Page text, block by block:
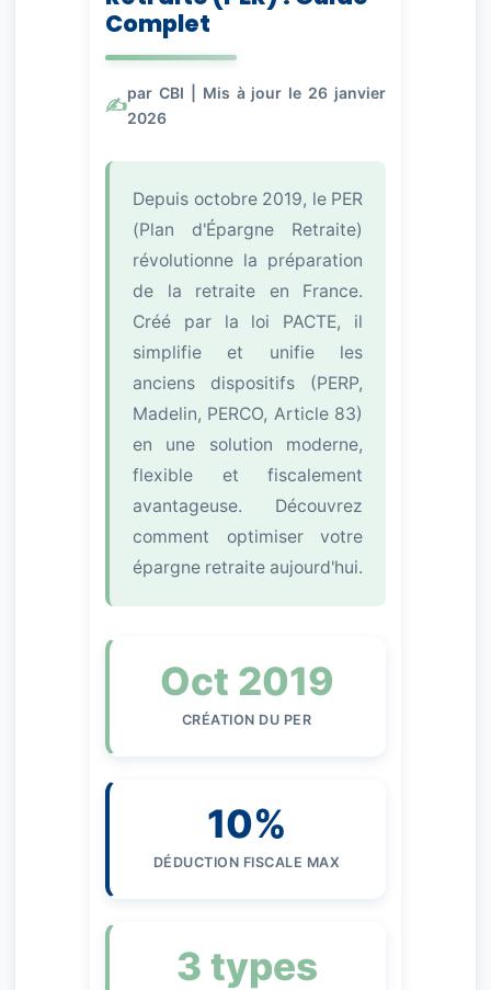
Complet
par CBI | Mis à jour le 26 janvier
2026
Depuis octobre 2019, le PER
(Plan d'Épargne Retraite)
révolutionne la préparation
de la retraite en France.
Créé par la loi PACTE, il
simplifie et unifie les
anciens dispositifs (PERP,
Madelin, PERCO, Article 83)
en une solution moderne,
flexible et fiscalement
avantageuse. Découvrez
comment optimiser votre
épargne retraite aujourd'hui.
Oct 2019
CRÉATION DU PER
10%
DÉDUCTION FISCALE MAX
3 types